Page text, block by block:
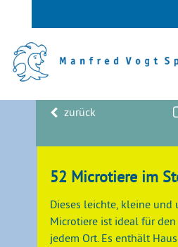
zurück
52 Microtiere im
Dieses leichte, kleine und
Microtiere ist ideal für
jedem Ort. Es enthält